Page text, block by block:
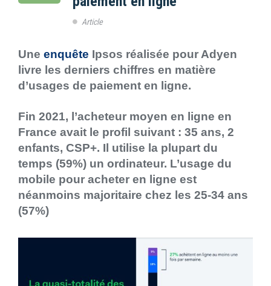
Article
Une enquête Ipsos réalisée pour Adyen
livre les derniers chiffres en matière
d’usages de paiement en ligne.
Fin 2021, l’acheteur moyen en ligne en
France avait le profil suivant : 35 ans, 2
enfants, CSP+. Il utilise la plupart du
temps (59%) un ordinateur. L’usage du
mobile pour acheter en ligne est
néanmoins majoritaire chez les 25-34 ans
(57%)